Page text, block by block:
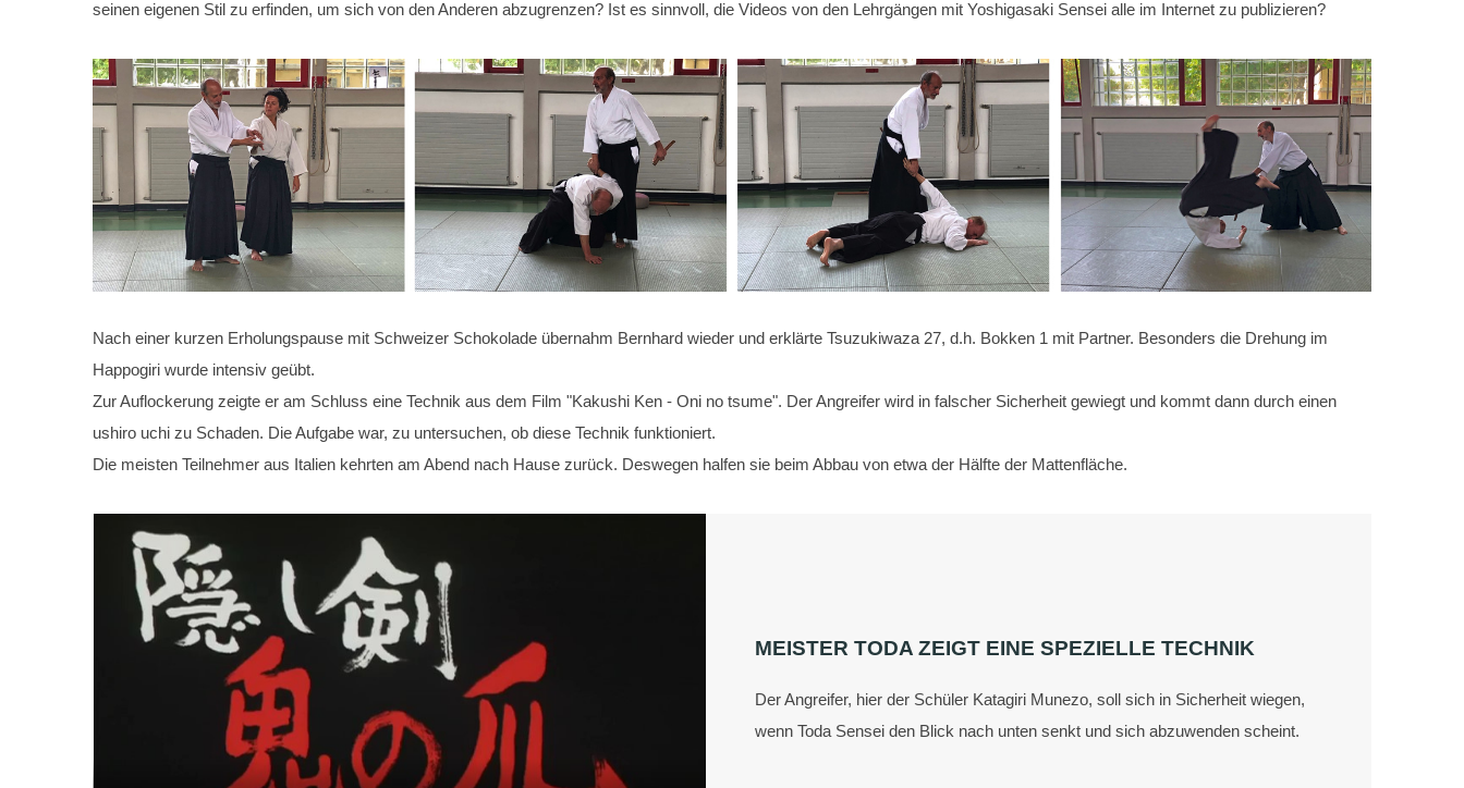
seinen eigenen Stil zu erfinden, um sich von den Anderen abzugrenzen? Ist es sinnvoll, die Videos von den Lehrgängen mit Yoshigasaki Sensei alle im Internet zu publizieren?
Nach einer kurzen Erholungspause mit Schweizer Schokolade übernahm Bernhard wieder und erklärte Tsuzukiwaza 27, d.h. Bokken 1 mit Partner. Besonders die Drehung im
Happogiri wurde intensiv geübt.
Zur Auflockerung zeigte er am Schluss eine Technik aus dem Film "Kakushi Ken - Oni no tsume". Der Angreifer wird in falscher Sicherheit gewiegt und kommt dann durch einen
ushiro uchi zu Schaden. Die Aufgabe war, zu untersuchen, ob diese Technik funktioniert.
Die meisten Teilnehmer aus Italien kehrten am Abend nach Hause zurück. Deswegen halfen sie beim Abbau von etwa der Hälfte der Mattenfläche.
MEISTER TODA ZEIGT EINE SPEZIELLE TECHNIK
Der Angreifer, hier der Schüler Katagiri Munezo, soll sich in Sicherheit wiegen,
wenn Toda Sensei den Blick nach unten senkt und sich abzuwenden scheint.